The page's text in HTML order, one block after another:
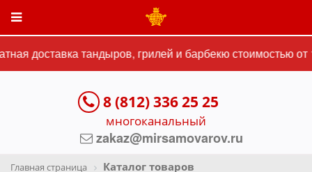
доставка тандыров, грилей и барбекю стоимостью
8 (812) 336 25 25
многоканальный
zakaz@mirsamovarov.ru
Главная страница Каталог товаров